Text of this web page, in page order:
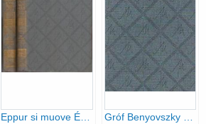
Eppur si muove És mégis mozog a Föld I-II. Gróf Benyovszky Móric életrajza, saját emlékiratai és útleírásai (1888-1891) - Afanázia (Jókai Mór összes művei